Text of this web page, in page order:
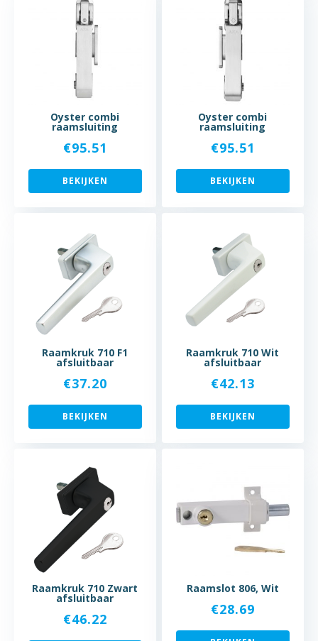
Oyster combi
raamsluiting
€95.51
BEKIJKEN
Oyster combi
raamsluiting
€95.51
BEKIJKEN
Raamkruk 710 F1
afsluitbaar
€37.20
BEKIJKEN
Raamkruk 710 Wit
afsluitbaar
€42.13
BEKIJKEN
Raamkruk 710 Zwart
afsluitbaar
€46.22
Raamslot 806, Wit
€28.69